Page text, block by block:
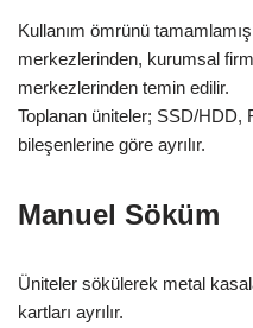
Kullanım ömrünü
merkezlerinden, kurumsal
merkezlerinden temin edilir.
Toplanan üniteler; SSD/HDD,
bileşenlerine göre ayrılır.
Manuel Söküm
Üniteler sökülerek metal
kartları ayrılır.